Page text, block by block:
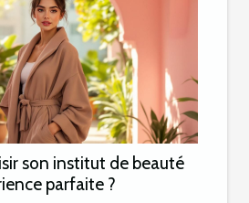
son institut de beauté
parfaite ?